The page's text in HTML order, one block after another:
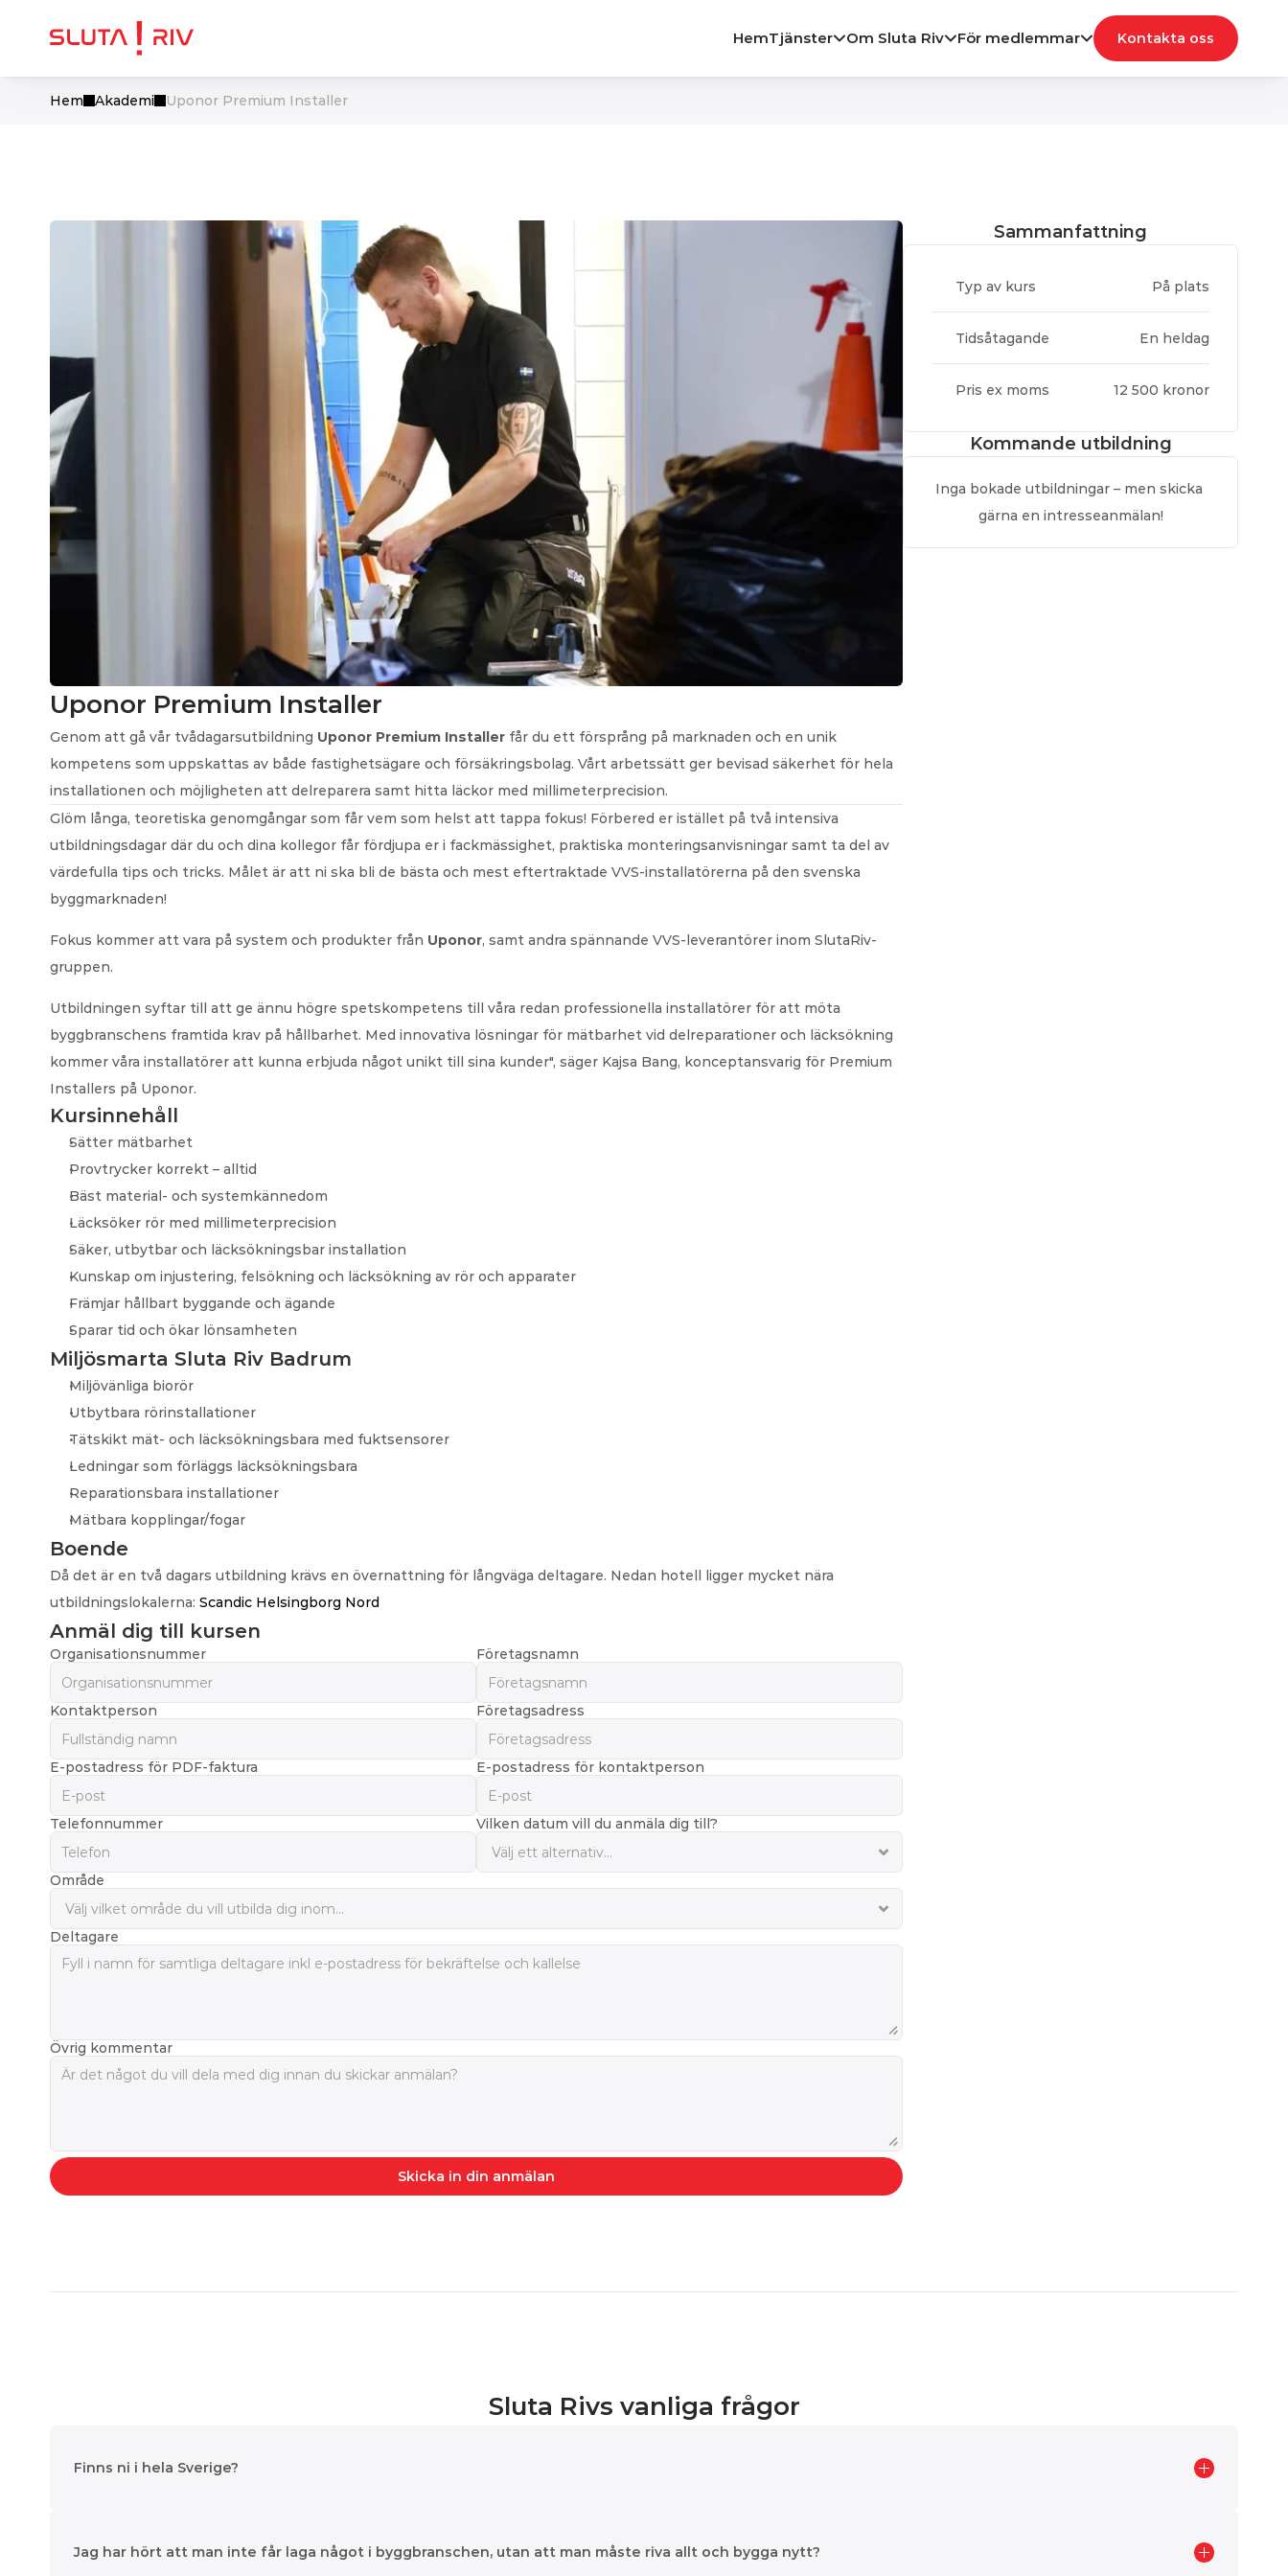
HemTjänster Om Sluta Riv För medlemmar Kontakta oss
Hem Akademi Uponor Premium Installer
Uponor Premium Installer
Genom att gå vår tvådagarsutbildning Uponor Premium Installer får du ett försprång på marknaden och en unik
kompetens som uppskattas av både fastighetsägare och försäkringsbolag. Vårt arbetssätt ger bevisad säkerhet för hela
installationen och möjligheten att delreparera samt hitta läckor med millimeterprecision.
Glöm långa, teoretiska genomgångar som får vem som helst att tappa fokus! Förbered er istället på två intensiva
utbildningsdagar där du och dina kollegor får fördjupa er i fackmässighet, praktiska monteringsanvisningar samt ta del av
värdefulla tips och tricks. Målet är att ni ska bli de bästa och mest eftertraktade VVS-installatörerna på den svenska
byggmarknaden!
Fokus kommer att vara på system och produkter från Uponor, samt andra spännande VVS-leverantörer inom SlutaRiv-
gruppen.
Utbildningen syftar till att ge ännu högre spetskompetens till våra redan professionella installatörer för att möta
byggbranschens framtida krav på hållbarhet. Med innovativa lösningar för mätbarhet vid delreparationer och läcksökning
kommer våra installatörer att kunna erbjuda något unikt till sina kunder", säger Kajsa Bang, konceptansvarig för Premium
Installers på Uponor.
Kursinnehåll
Sätter mätbarhet
Provtrycker korrekt – alltid
Bäst material- och systemkännedom
Läcksöker rör med millimeterprecision
Säker, utbytbar och läcksökningsbar installation
Kunskap om injustering, felsökning och läcksökning av rör och apparater
Främjar hållbart byggande och ägande
Sparar tid och ökar lönsamheten
Miljösmarta Sluta Riv Badrum
Miljövänliga biorör
Utbytbara rörinstallationer
Tätskikt mät- och läcksökningsbara med fuktsensorer
Ledningar som förläggs läcksökningsbara
Reparationsbara installationer
Mätbara kopplingar/fogar
Boende
Då det är en två dagars utbildning krävs en övernattning för långväga deltagare. Nedan hotell ligger mycket nära
utbildningslokalerna: Scandic Helsingborg Nord
Anmäl dig till kursen
Organisationsnummer Företagsnamn
Kontaktperson Företagsadress
E-postadress för PDF-faktura E-postadress för kontaktperson
Telefonnummer Vilken datum vill du anmäla dig till?
Område
Deltagare
Övrig kommentar
Skicka in din anmälan
Sammanfattning
Typ av kurs På plats
Tidsåtagande En heldag
Pris ex moms 12 500 kronor
Kommande utbildning
Inga bokade utbildningar – men skicka
gärna en intresseanmälan!
Sluta Rivs vanliga frågor
Finns ni i hela Sverige?
Jag har hört att man inte får laga något i byggbranschen, utan att man måste riva allt och bygga nytt?